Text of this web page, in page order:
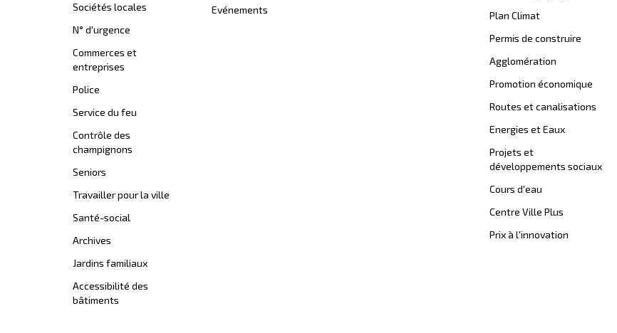
Sociétés locales
N° d'urgence
Commerces et
entreprises
Police
Service du feu
Contrôle des
champignons
Seniors
Travailler pour la ville
Santé-social
Archives
Jardins familiaux
Accessibilité des
bâtiments
Evénements
Plan Climat
Permis de construire
Agglomération
Promotion économique
Routes et canalisations
Energies et Eaux
Projets et
développements sociaux
Cours d'eau
Centre Ville Plus
Prix à l'innovation